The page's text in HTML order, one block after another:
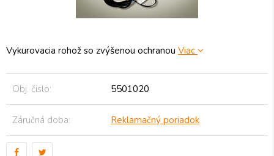
Vykurovacia rohož so zvýšenou ochranou Viac
Obj. čislo: 5501020
Záručná doba: Reklamačný poriadok